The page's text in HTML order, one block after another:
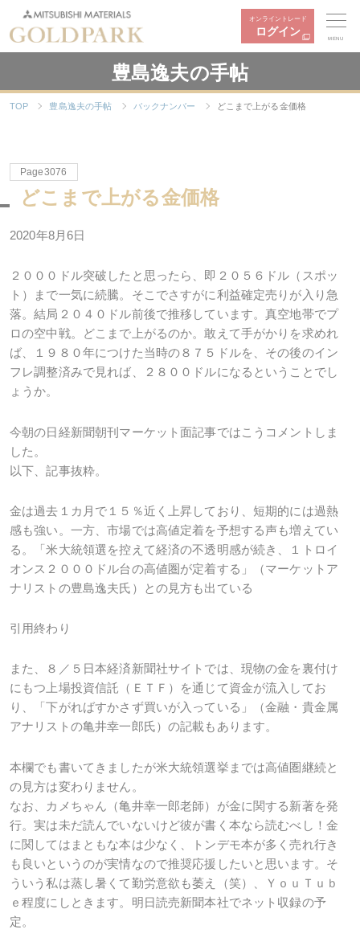
オンライントレード
ログイン
MENU
豊島逸夫の手帖
TOP 豊島逸夫の手帖 バックナンバー どこまで上がる金価格
Page3076
どこまで上がる金価格
2020年8月6日
２０００ドル突破したと思ったら、即２０５６ドル（スポッ
ト）まで一気に続騰。そこでさすがに利益確定売りが入り急
落。結局２０４０ドル前後で推移しています。真空地帯でプ
ロの空中戦。どこまで上がるのか。敢えて手がかりを求めれ
ば、１９８０年につけた当時の８７５ドルを、その後のイン
フレ調整済みで見れば、２８００ドルになるということでし
ょうか。
今朝の日経新聞朝刊マーケット面記事ではこうコメントしま
した。
以下、記事抜粋。
金は過去１カ月で１５％近く上昇しており、短期的には過熱
感も強い。一方、市場では高値定着を予想する声も増えてい
る。「米大統領選を控えて経済の不透明感が続き、１トロイ
オンス２０００ドル台の高値圏が定着する」（マーケットア
ナリストの豊島逸夫氏）との見方も出ている
引用終わり
また、８／５日本経済新聞社サイトでは、現物の金を裏付け
にもつ上場投資信託（ＥＴＦ）を通じて資金が流入してお
り、「下がればすかさず買いが入っている」（金融・貴金属
アナリストの亀井幸一郎氏）の記載もあります。
本欄でも書いてきましたが米大統領選挙までは高値圏継続と
の見方は変わりません。
なお、カメちゃん（亀井幸一郎老師）が金に関する新著を発
行。実は未だ読んでいないけど彼が書く本なら読むべし！金
に関してはまともな本は少なく、トンデモ本が多く売れ行き
も良いというのが実情なので推奨応援したいと思います。そ
ういう私は蒸し暑くて勤労意欲も萎え（笑）、ＹｏｕＴｕｂ
ｅ程度にしときます。明日読売新聞本社でネット収録の予
定。